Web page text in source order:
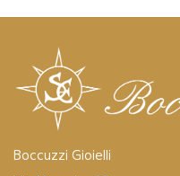
Boccuzzi Gioielli